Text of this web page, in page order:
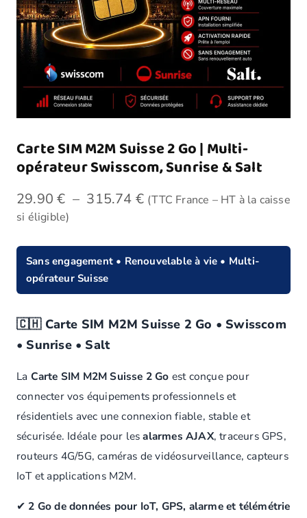
Carte SIM M2M Suisse 2 Go | Multi-
opérateur Swisscom, Sunrise & Salt
29.90€ – 315.74 € (TTC France – HT à la caisse
si éligible)
Sans engagement • Renouvelable à vie • Multi-
opérateur Suisse
🇨🇭 Carte SIM M2M Suisse 2 Go • Swisscom
• Sunrise • Salt
La Carte SIM M2M Suisse 2 Go est conçue pour
connecter vos équipements professionnels et
résidentiels avec une connexion fiable, stable et
sécurisée. Idéale pour lesalarmes AJAX, traceurs GPS,
routeurs 4G/5G, caméras de vidéosurveillance, capteurs
IoT et applications M2M.
✔ 2 Go de données pour IoT, GPS, alarme et télémétrie